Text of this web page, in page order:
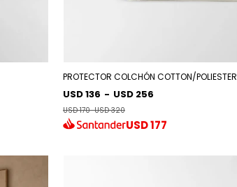
PROTECTOR COLCHÓN COTTON/POLIESTER
USD 136 - USD 256
USD 170-USD 320
USD177